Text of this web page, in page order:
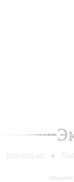
Большой зал